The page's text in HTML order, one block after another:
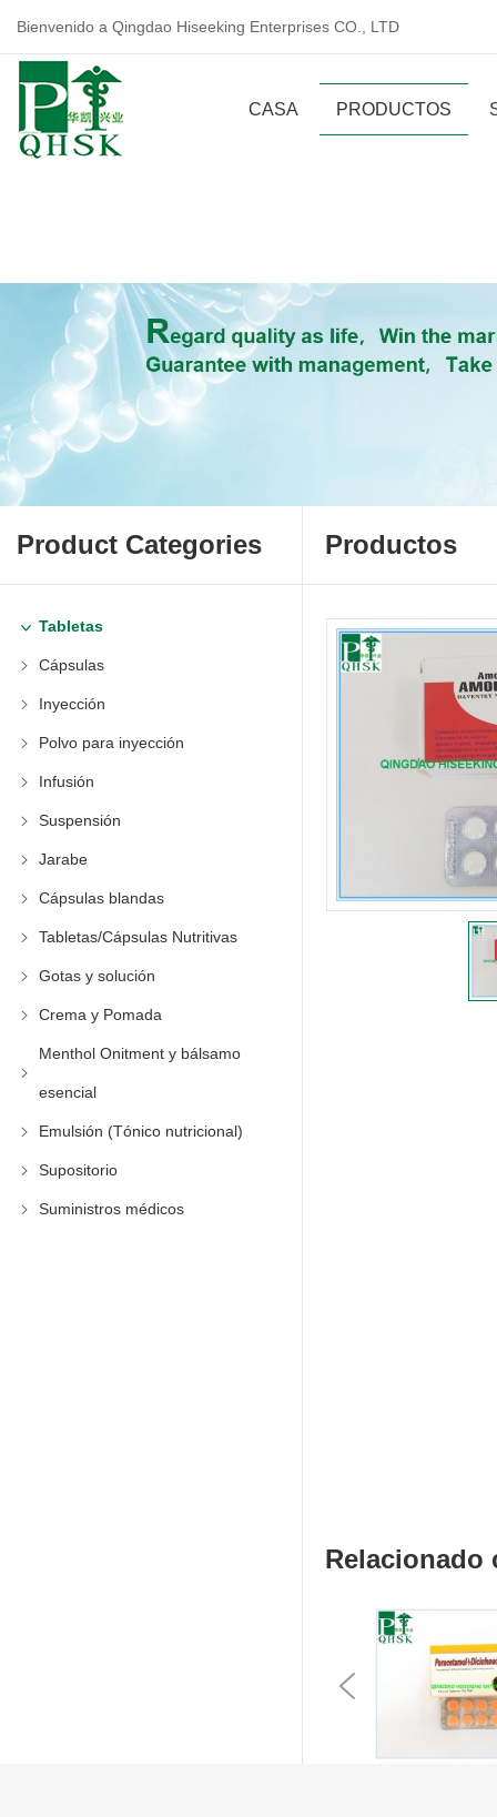
Bienvenido a Qingdao Hiseeking Enterprises CO., LTD
CASA PRODUCTOS
Product Categories Productos
Tabletas
Cápsulas
Inyección
Polvo para inyección
Infusión
Suspensión
Jarabe
Cápsulas blandas
Tabletas/Cápsulas Nutritivas
Gotas y solución
Crema y Pomada
Menthol Onitment y bálsamo
esencial
Emulsión (Tónico nutricional)
Supositorio
Suministros médicos
Relacionado